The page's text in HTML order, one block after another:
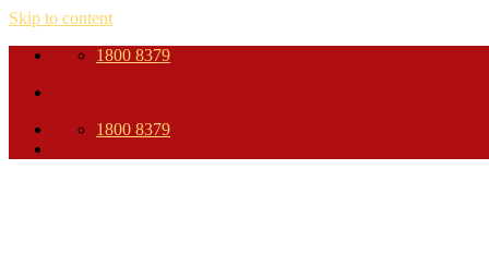
Skip to content
1800 8379
1800 8379